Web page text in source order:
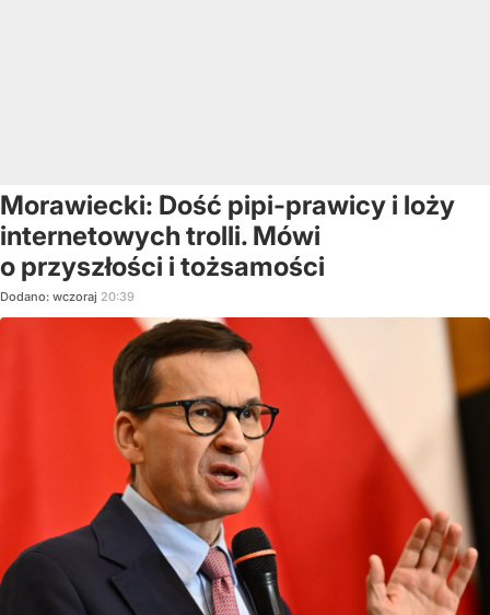
Morawiecki: Dość pipi-prawicy i loży
internetowych trolli. Mówi
o przyszłości i tożsamości
Dodano: wczoraj 20:39